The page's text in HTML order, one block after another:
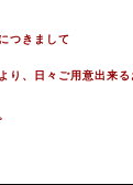
つきまして
り、日々ご用意出来